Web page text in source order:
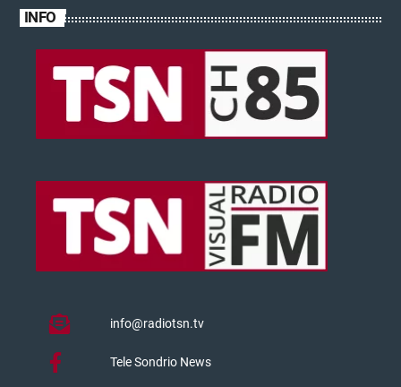
INFO
info@radiotsn.tv
Tele Sondrio News